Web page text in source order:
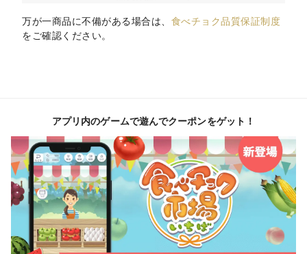
万が一商品に不備がある場合は、 食べチョク品質保証制度
をご確認ください。
アプリ内のゲームで遊んでクーポンをゲット！